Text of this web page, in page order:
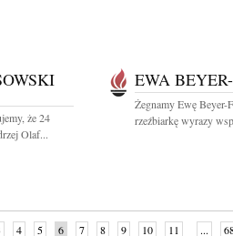
że 24
Olaf...
EWA
Żegnamy Ewę Beyer-
rzeźbiarkę wyrazy
4 5 6 7 8 9 10 11 ...